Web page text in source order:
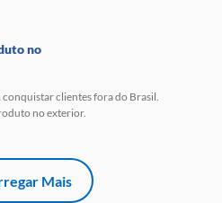
no
conquistar clientes fora do Brasil.
no exterior.
Mais